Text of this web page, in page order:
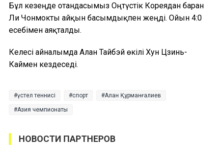
Бұл кезеңде отандасымыз Оңтүстік Кореядан барған
Ли Чонмокты айқын басымдықпен жеңді. Ойын 4:0
есебімен аяқталды.
Келесі айналымда Алан Тайбэй өкілі Хун Цзинь-
Каймен кездеседі.
үстел теннисі спорт Алан Құрманғалиев
Азия чемпионаты
НОВОСТИ ПАРТНЕРОВ